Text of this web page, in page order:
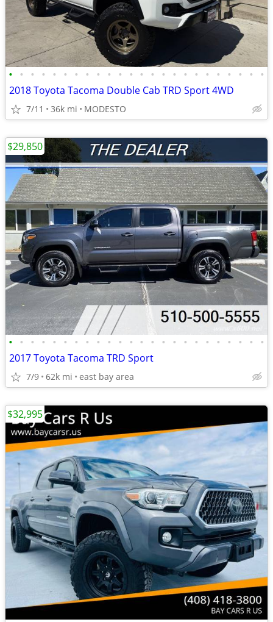
• • • • • • • • • • • • • • • • • • • • • • • •
2018 Toyota Tacoma Double Cab TRD Sport 4WD
7/11 36k mi MODESTO
• • • • • • • • • • • • • • • • • • • • • • • •
2017 Toyota Tacoma TRD Sport
7/9 62k mi east bay area
$29,850
$32,995